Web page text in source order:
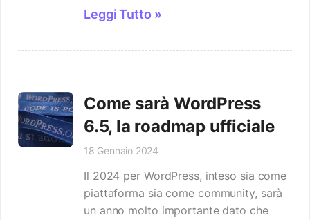
Leggi Tutto »
Come sarà WordPress
6.5, la roadmap ufficiale
18 Gennaio 2024
Il 2024 per WordPress, inteso sia come
piattaforma sia come community, sarà
un anno molto importante dato che